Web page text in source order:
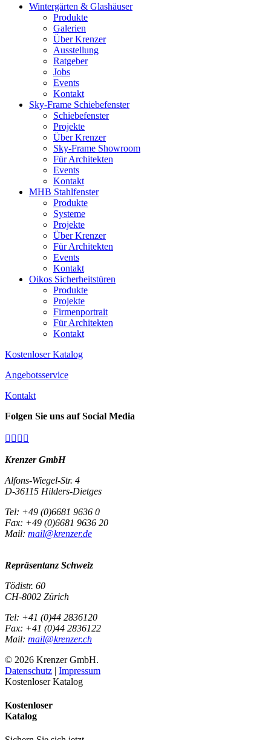
Wintergärten & Glashäuser
Produkte
Galerien
Über Krenzer
Ausstellung
Ratgeber
Jobs
Events
Kontakt
Sky-Frame Schiebefenster
Schiebefenster
Projekte
Über Krenzer
Sky-Frame Showroom
Für Architekten
Events
Kontakt
MHB Stahlfenster
Produkte
Systeme
Projekte
Über Krenzer
Für Architekten
Events
Kontakt
Oikos Sicherheitstüren
Produkte
Projekte
Firmenportrait
Für Architekten
Kontakt
Kostenloser Katalog
Angebotsservice
Kontakt
Folgen Sie uns auf Social Media
   
Krenzer GmbH
Alfons-Wiegel-Str. 4
D-36115 Hilders-Dietges
Tel: +49 (0)6681 9636 0
Fax: +49 (0)6681 9636 20
Mail: mail@krenzer.de
Repräsentanz Schweiz
Tödistr. 60
CH-8002 Zürich
Tel: +41 (0)44 2836120
Fax: +41 (0)44 2836122
Mail: mail@krenzer.ch
© 2026 Krenzer GmbH.
Datenschutz | Impressum
Kostenloser Katalog
Kostenloser
Katalog